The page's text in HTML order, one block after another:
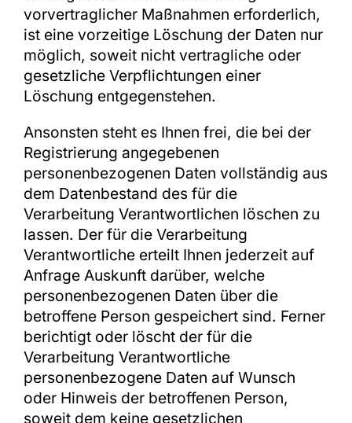
vorvertraglicher Maßnahmen erforderlich,
ist eine vorzeitige Löschung der Daten nur
möglich, soweit nicht vertragliche oder
gesetzliche Verpflichtungen einer
Löschung entgegenstehen.
Ansonsten steht es Ihnen frei, die bei der
Registrierung angegebenen
personenbezogenen Daten vollständig aus
dem Datenbestand des für die
Verarbeitung Verantwortlichen löschen zu
lassen. Der für die Verarbeitung
Verantwortliche erteilt Ihnen jederzeit auf
Anfrage Auskunft darüber, welche
personenbezogenen Daten über die
betroffene Person gespeichert sind. Ferner
berichtigt oder löscht der für die
Verarbeitung Verantwortliche
personenbezogene Daten auf Wunsch
oder Hinweis der betroffenen Person,
soweit dem keine gesetzlichen